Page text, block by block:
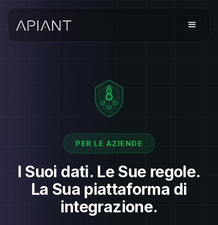
PER LE AZIENDE
I Suoi dati. Le Sue regole.
La Sua piattaforma di
integrazione.